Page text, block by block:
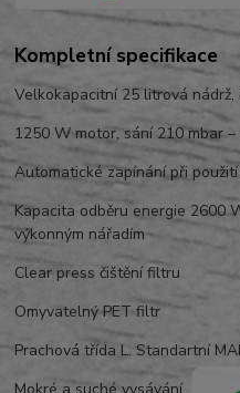
Kompletní specifikace
Velkokapacitní 25 litrová
1250 W motor, sání 210 mbar
Automatické zapínání při
Kapacita odběru energie 2600
výkonným nářadím
Clear press čištění filtru
Omyvatelný PET filtr
Prachová třída L. Standartní